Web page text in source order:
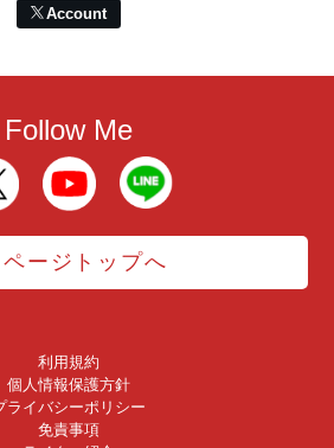
Account
Follow Me
ページトップへ
利用規約
個人情報保護方針
ライバシーポリシー
免責事項